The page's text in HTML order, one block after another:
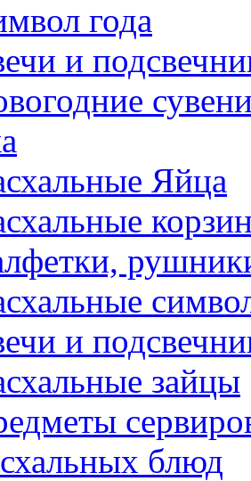
года
и
Яйца
и
зайцы
блюд